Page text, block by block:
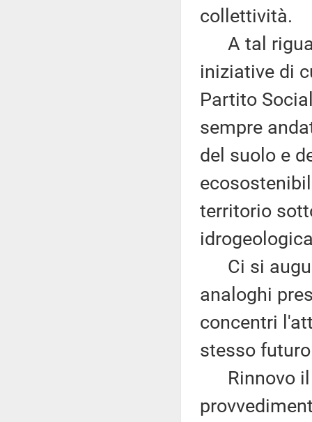
collettività.
A tal
iniziative di
Partito
sempre
del suolo e
territorio
Ci si
analoghi
concentri
stesso
Rinnovo il